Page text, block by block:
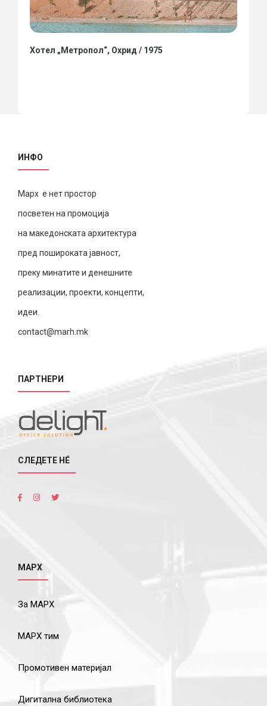
Хотел „Метропол“, Охрид / 1975
ИНФО
Марх е нет простор
посветен на промоција
на македонската архитектура
пред пошироката јавност,
преку минатите и денешните
реализации, проекти, концепти,
идеи.
contact@marh.mk
ПАРТНЕРИ
СЛЕДЕТЕ НÉ
МАРХ
За МАРХ
МАРХ тим
Промотивен материјал
Дигитална библиотека